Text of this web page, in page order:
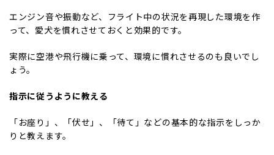
エンジン音や振動など、フライト中の状況を再現した環境を作
って、愛犬を慣れさせておくと効果的です。
実際に空港や飛行機に乗って、環境に慣れさせるのも良いでし
ょう。
指示に従うように教える
「お座り」、「伏せ」、「待て」などの基本的な指示をしっか
りと教えます。